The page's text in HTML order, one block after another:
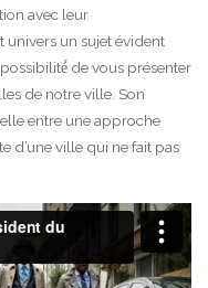
avec leur
univers un sujet évident
de vous présenter
de notre ville. Son
entre une approche
d’une ville qui ne fait pas